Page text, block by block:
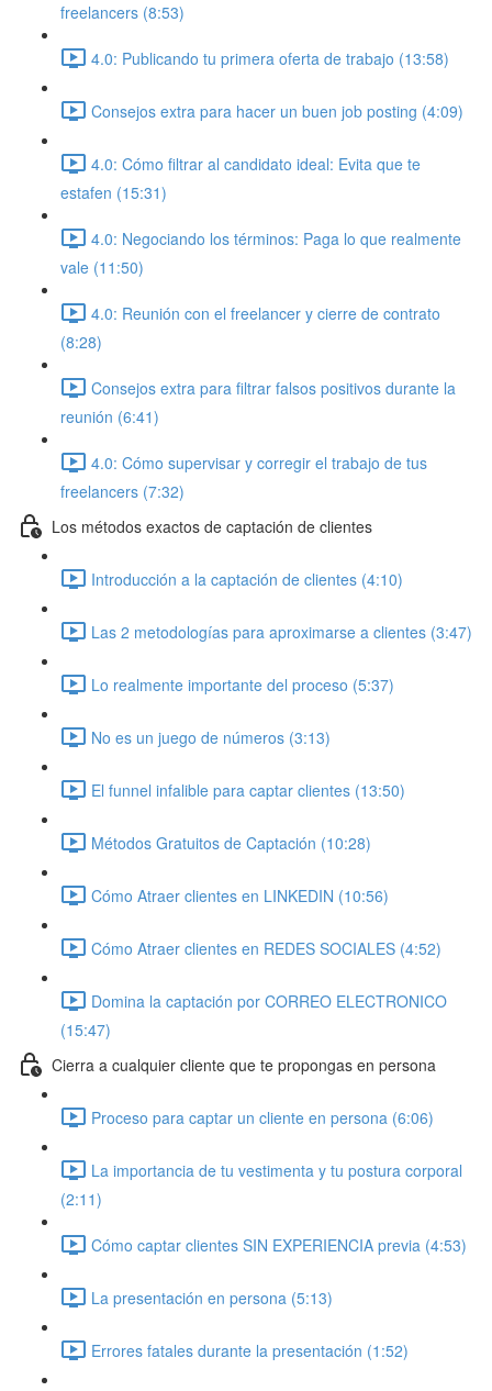
freelancers (8:53)
4.0: Publicando tu primera oferta de trabajo (13:58)
Consejos extra para hacer un buen job posting (4:09)
4.0: Cómo filtrar al candidato ideal: Evita que te
estafen (15:31)
4.0: Negociando los términos: Paga lo que realmente
vale (11:50)
4.0: Reunión con el freelancer y cierre de contrato
(8:28)
Consejos extra para filtrar falsos positivos durante la
reunión (6:41)
4.0: Cómo supervisar y corregir el trabajo de tus
freelancers (7:32)
Los métodos exactos de captación de clientes
Introducción a la captación de clientes (4:10)
Las 2 metodologías para aproximarse a clientes (3:47)
Lo realmente importante del proceso (5:37)
No es un juego de números (3:13)
El funnel infalible para captar clientes (13:50)
Métodos Gratuitos de Captación (10:28)
Cómo Atraer clientes en LINKEDIN (10:56)
Cómo Atraer clientes en REDES SOCIALES (4:52)
Domina la captación por CORREO ELECTRONICO
(15:47)
Cierra a cualquier cliente que te propongas en persona
Proceso para captar un cliente en persona (6:06)
La importancia de tu vestimenta y tu postura corporal
(2:11)
Cómo captar clientes SIN EXPERIENCIA previa (4:53)
La presentación en persona (5:13)
Errores fatales durante la presentación (1:52)